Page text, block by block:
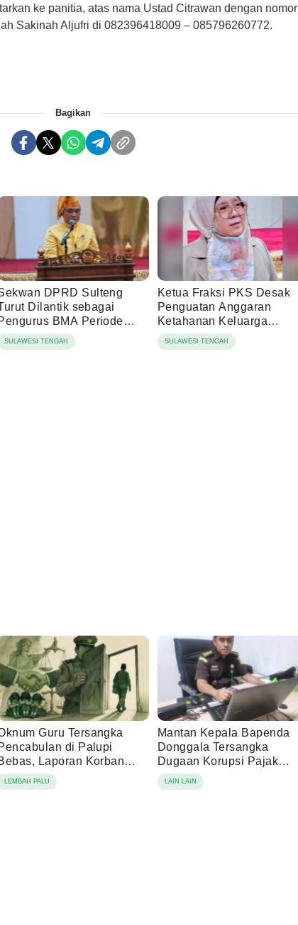
ke panitia, atas nama Ustad Citrawan dengan nomor
Sakinah Aljufri di 082396418009 – 085796260772.
Bagikan
DPRD Sulteng
Dilantik sebagai
BMA Periode
2031
SULAWESI TENGAH
Ketua Fraksi PKS Desak
Penguatan Anggaran
Ketahanan Keluarga
Sulteng 2027
SULAWESI TENGAH
Guru Tersangka
di Palupi
Laporan Korban
Damai
LEMBAH PALU
Mantan Kepala Bapenda
Donggala Tersangka
Dugaan Korupsi Pajak
Tambang
LAIN LAIN